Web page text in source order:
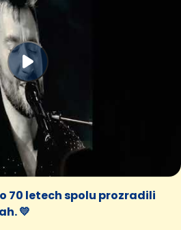
70 letech spolu prozradili
💛